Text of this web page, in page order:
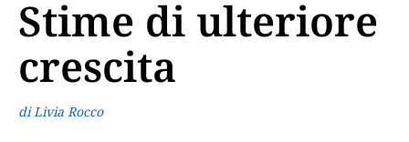
Stime di ulteriore
crescita
di Livia Rocco